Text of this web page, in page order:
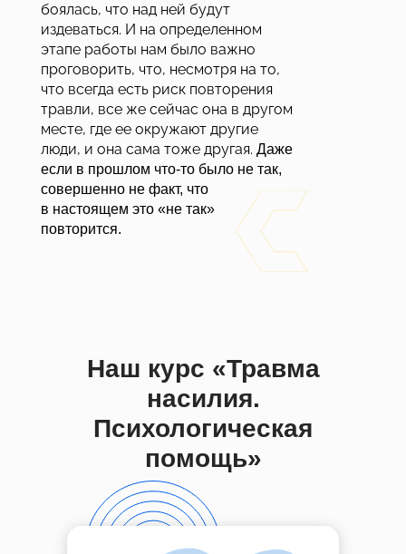
боялась, что над ней будут
издеваться. И на определенном
этапе работы нам было важно
проговорить, что, несмотря на то,
что всегда есть риск повторения
травли, все же сейчас она в другом
месте, где ее окружают другие
люди, и она сама тоже другая. Даже
если в прошлом что-то было не так,
совершенно не факт, что
в настоящем это «не так»
повторится.
Наш курс «Травма
насилия.
Психологическая
помощь»